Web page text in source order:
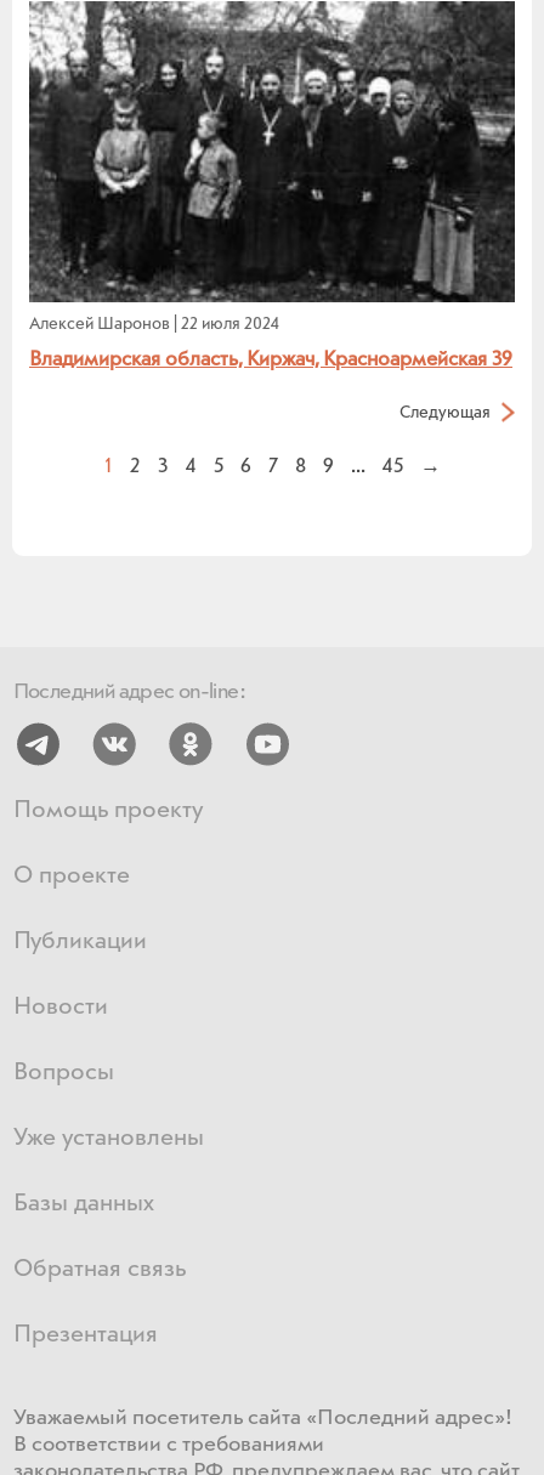
Алексей Шаронов 22 июля 2024
Владимирская область, Киржач, Красноармейская 39
Следующая
1 2 3 4 5 6 7 8 9 ... 45 →
Последний адрес on-line:
Помощь проекту
О проекте
Публикации
Новости
Вопросы
Уже установлены
Базы данных
Обратная связь
Презентация
Уважаемый посетитель сайта «Последний адрес»!
В соответствии с требованиями